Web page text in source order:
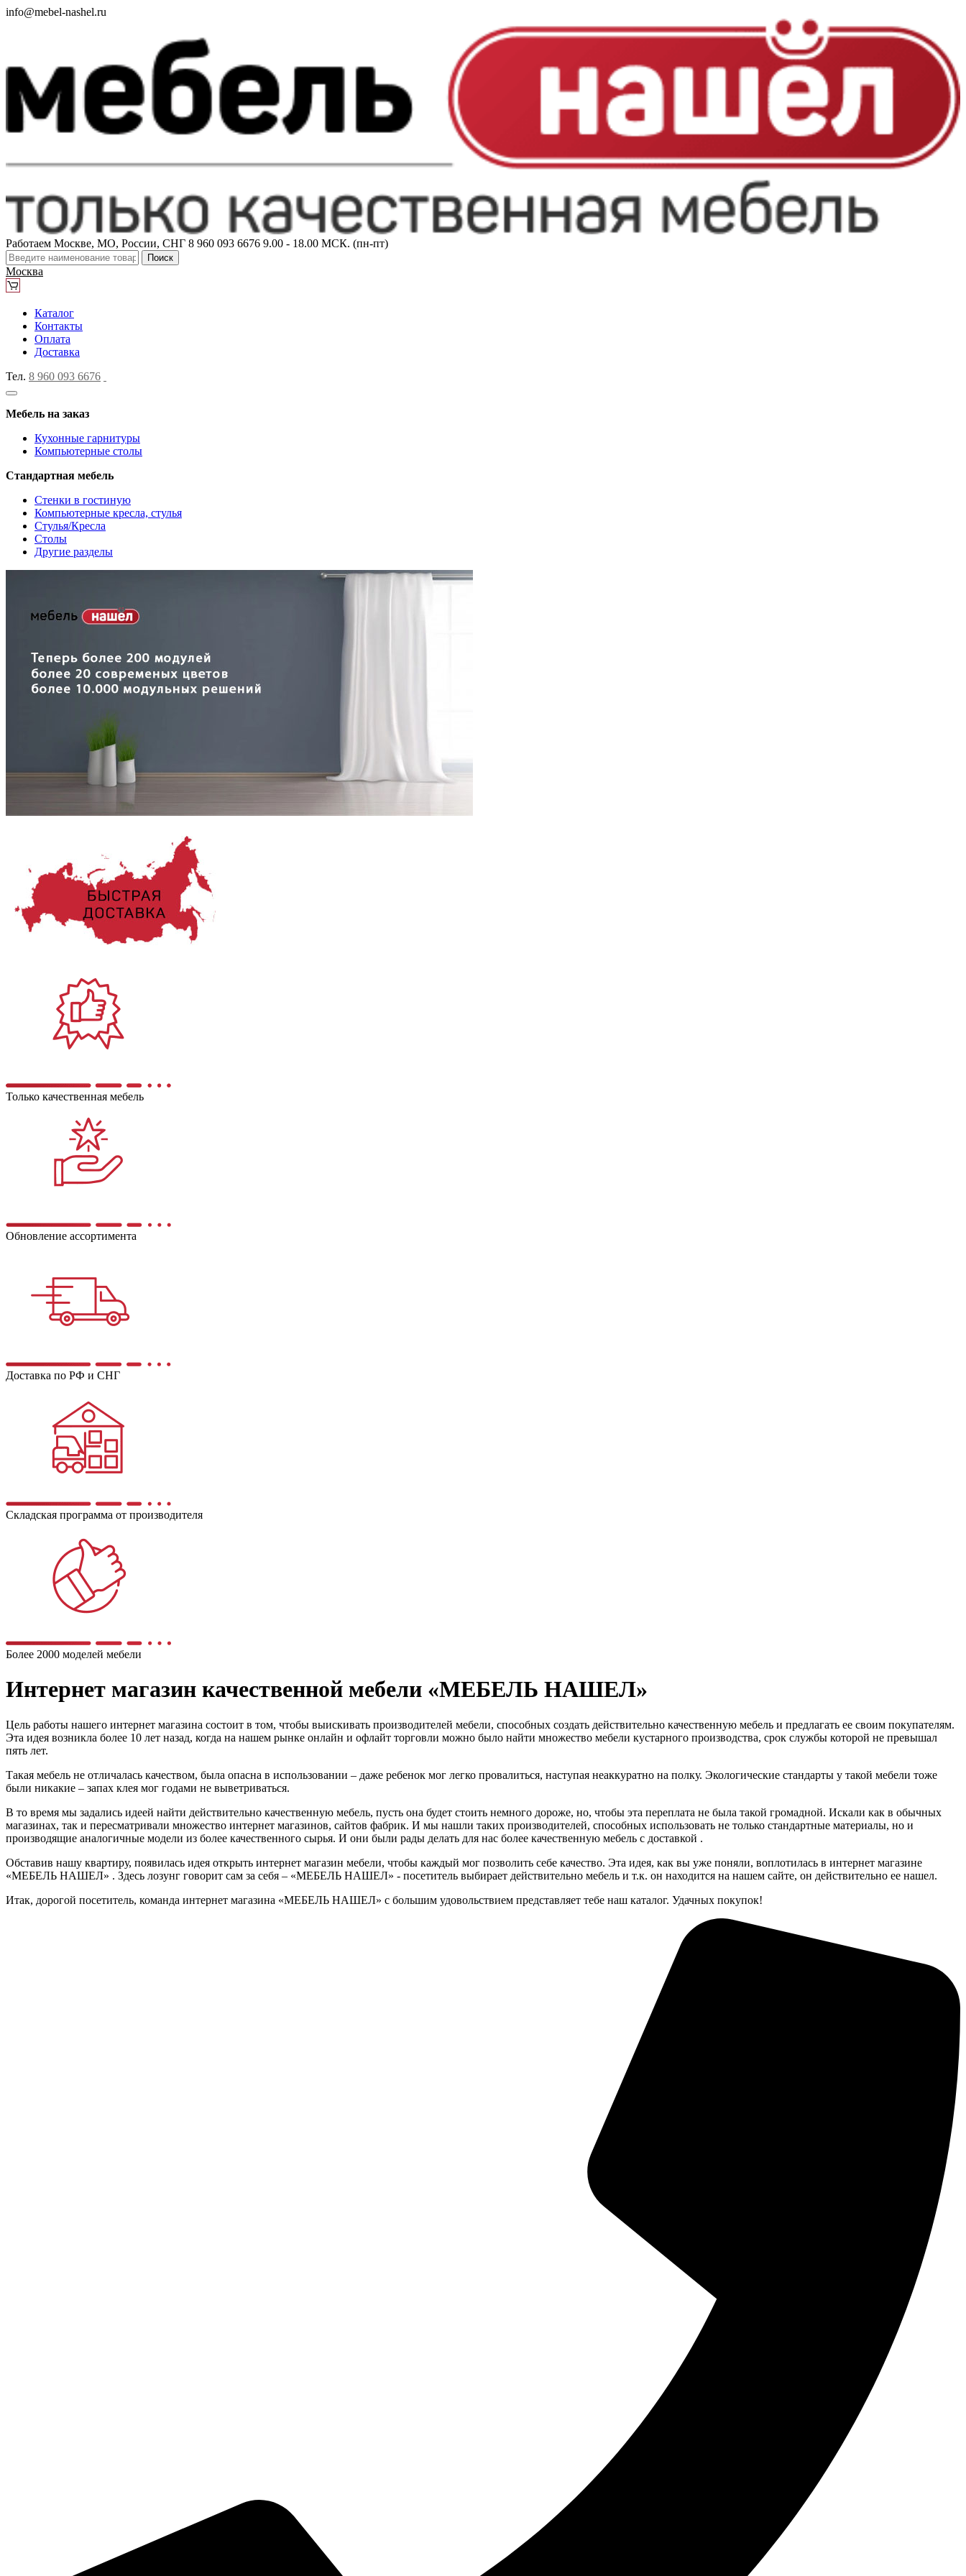
info@mebel-nashel.ru
Работаем Москве, МО, России, СНГ 8 960 093 6676 9.00 - 18.00 МСК. (пн-пт)
Поиск
Москва
Каталог
Контакты
Оплата
Доставка
Тел. 8 960 093 6676
Мебель на заказ
Кухонные гарнитуры
Компьютерные столы
Стандартная мебель
Стенки в гостиную
Компьютерные кресла, стулья
Стулья/Кресла
Столы
Другие разделы
Только качественная мебель
Обновление ассортимента
Доставка по РФ и СНГ
Складская программа от производителя
Более 2000 моделей мебели
Интернет магазин качественной мебели «МЕБЕЛЬ НАШЕЛ»
Цель работы нашего интернет магазина состоит в том, чтобы выискивать производителей мебели, способных создать действительно качественную мебель и предлагать ее своим покупателям.
Эта идея возникла более 10 лет назад, когда на нашем рынке онлайн и офлайт торговли можно было найти множество мебели кустарного производства, срок службы которой не превышал
пять лет.
Такая мебель не отличалась качеством, была опасна в использовании – даже ребенок мог легко провалиться, наступая неаккуратно на полку. Экологические стандарты у такой мебели тоже
были никакие – запах клея мог годами не выветриваться.
В то время мы задались идеей найти действительно качественную мебель, пусть она будет стоить немного дороже, но, чтобы эта переплата не была такой громадной. Искали как в обычных
магазинах, так и пересматривали множество интернет магазинов, сайтов фабрик. И мы нашли таких производителей, способных использовать не только стандартные материалы, но и
производящие аналогичные модели из более качественного сырья. И они были рады делать для нас более качественную мебель с доставкой .
Обставив нашу квартиру, появилась идея открыть интернет магазин мебели, чтобы каждый мог позволить себе качество. Эта идея, как вы уже поняли, воплотилась в интернет магазине
«МЕБЕЛЬ НАШЕЛ» . Здесь лозунг говорит сам за себя – «МЕБЕЛЬ НАШЕЛ» - посетитель выбирает действительно мебель и т.к. он находится на нашем сайте, он действительно ее нашел.
Итак, дорогой посетитель, команда интернет магазина «МЕБЕЛЬ НАШЕЛ» с большим удовольствием представляет тебе наш каталог. Удачных покупок!